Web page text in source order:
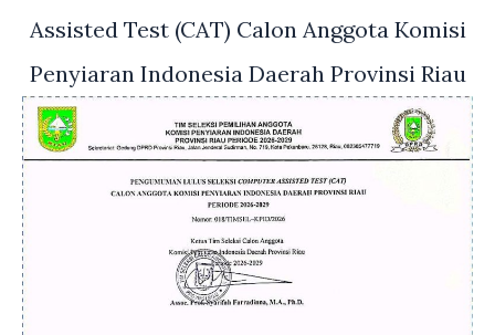
Assisted Test (CAT) Calon Anggota Komisi
Penyiaran Indonesia Daerah Provinsi Riau